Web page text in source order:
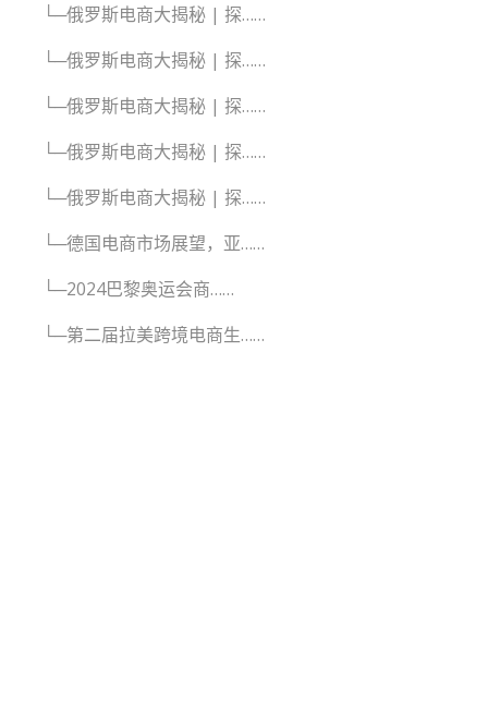
└─俄罗斯电商大揭秘 | 探……
└─俄罗斯电商大揭秘 | 探……
└─俄罗斯电商大揭秘 | 探……
└─俄罗斯电商大揭秘 | 探……
└─俄罗斯电商大揭秘 | 探……
└─德国电商市场展望，亚……
└─2024巴黎奥运会商……
└─第二届拉美跨境电商生……